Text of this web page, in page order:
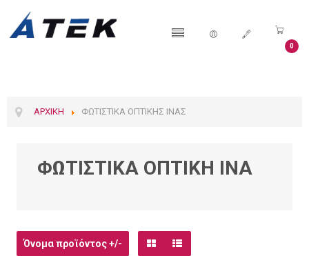
0
ΑΡΧΙΚΉ ΦΩΤΙΣΤΙΚΆ ΟΠΤΙΚΉΣ ΊΝΑΣ
ΦΩΤΙΣΤΙΚΆ ΟΠΤΙΚΉ ΊΝΑ
Όνομα προϊόντος +/-